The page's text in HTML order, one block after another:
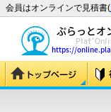
会員はオンラインで見積書(